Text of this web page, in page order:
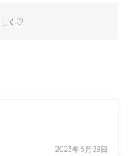
しく♡
2023年5月28日